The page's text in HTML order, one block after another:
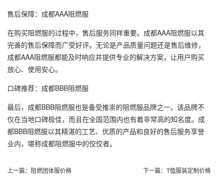
售后保障：成都AAA阻燃服
在购买阻燃服的过程中，售后服务同样重要。成都AAA阻燃服以其
完善的售后保障而广受好评。无论是产品质量问题还是售后维修，
成都AAA阻燃服都能及时响应并提供专业的解决方案，让用户购买
放心、使用安心。
口碑推荐：成都BBB阻燃服
最后，成都BBB阻燃服也是备受推崇的阻燃服品牌之一。该品牌不
仅在当地口碑极佳，而且在全国范围内也有着非常高的知名度。成
都BBB阻燃服以其精湛的工艺、优质的产品和良好的售后服务享誉
业内，堪称成都阻燃服中的佼佼者。
上一篇： 阻燃团体服价格 下一篇： T恤服装定制价格